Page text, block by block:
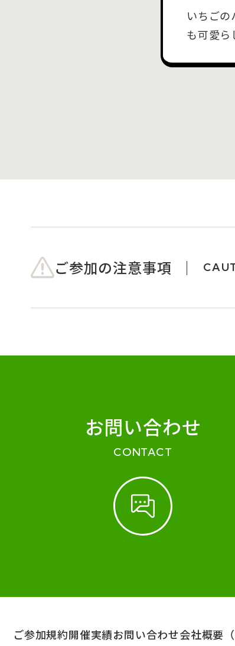
いちご
も可愛ら
ご参加の注意事項
お問い合わせ
CONTACT
ご参加規約開催実績お問い合わせ会社概要